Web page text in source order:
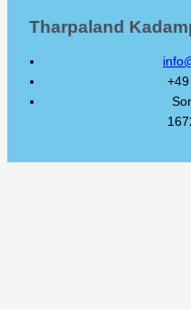
Tharpaland